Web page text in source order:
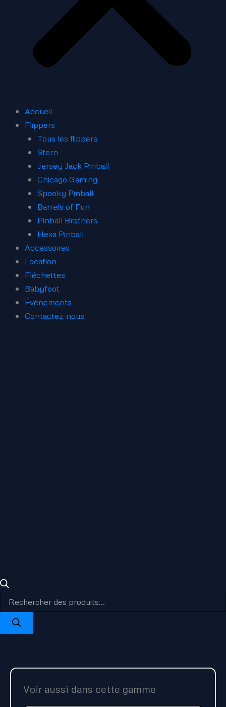
Accueil
Flippers
Tous les flippers
Stern
Jersey Jack Pinball
Chicago Gaming
Spooky Pinball
Barrels of Fun
Pinball Brothers
Hexa Pinball
Accessoires
Location
Fléchettes
Babyfoot
Évènements
Contactez-nous
Voir aussi dans cette gamme